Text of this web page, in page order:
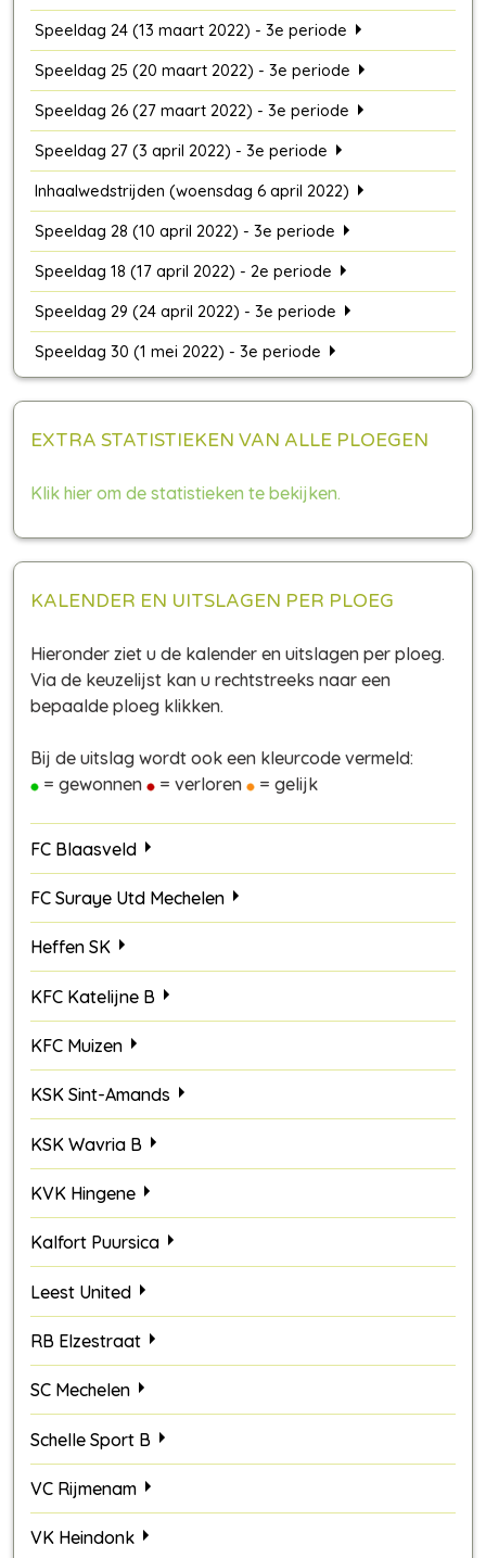
Speeldag 24 (13 maart 2022) - 3e periode
Speeldag 25 (20 maart 2022) - 3e periode
Speeldag 26 (27 maart 2022) - 3e periode
Speeldag 27 (3 april 2022) - 3e periode
Inhaalwedstrijden (woensdag 6 april 2022)
Speeldag 28 (10 april 2022) - 3e periode
Speeldag 18 (17 april 2022) - 2e periode
Speeldag 29 (24 april 2022) - 3e periode
Speeldag 30 (1 mei 2022) - 3e periode
EXTRA STATISTIEKEN VAN ALLE PLOEGEN
Klik hier om de statistieken te bekijken.
KALENDER EN UITSLAGEN PER PLOEG
Hieronder ziet u de kalender en uitslagen per ploeg.
Via de keuzelijst kan u rechtstreeks naar een
bepaalde ploeg klikken.
Bij de uitslag wordt ook een kleurcode vermeld:
= gewonnen
= verloren = gelijk
FC Blaasveld
FC Suraye Utd Mechelen
Heffen SK
KFC Katelijne B
KFC Muizen
KSK Sint-Amands
KSK Wavria B
KVK Hingene
Kalfort Puursica
Leest United
RB Elzestraat
SC Mechelen
Schelle Sport B
VC Rijmenam
VK Heindonk